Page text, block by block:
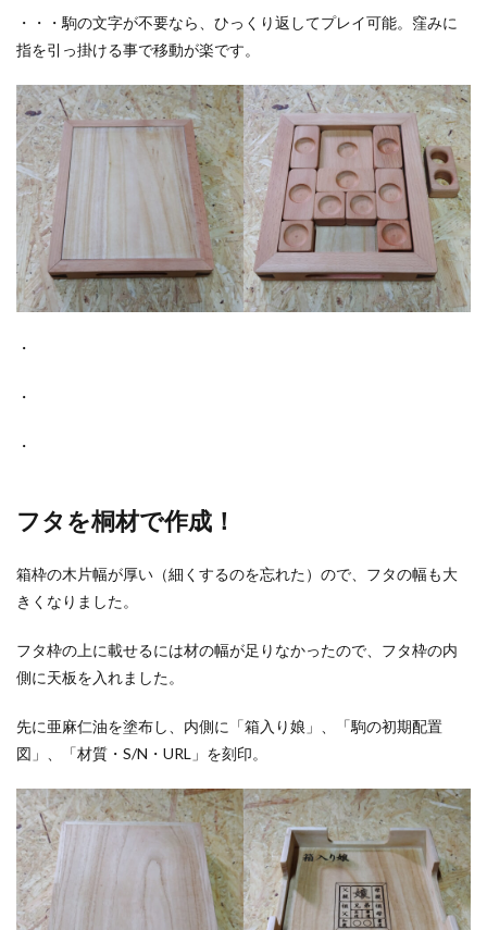
・・・駒の文字が不要なら、ひっくり返してプレイ可能。窪みに
指を引っ掛ける事で移動が楽です。
・
・
・
フタを桐材で作成！
箱枠の木片幅が厚い（細くするのを忘れた）ので、フタの幅も大
きくなりました。
フタ枠の上に載せるには材の幅が足りなかったので、フタ枠の内
側に天板を入れました。
先に亜麻仁油を塗布し、内側に「箱入り娘」、「駒の初期配置
図」、「材質・S/N・URL」を刻印。